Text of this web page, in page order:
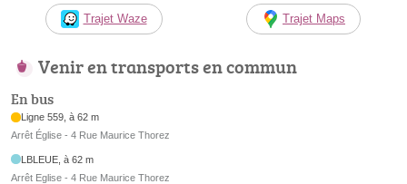
Trajet Waze Trajet Maps
Venir en transports en commun
En bus
Ligne 559, à 62 m
Arrêt Église - 4 Rue Maurice Thorez
LBLEUE, à 62 m
Arrêt Eglise - 4 Rue Maurice Thorez